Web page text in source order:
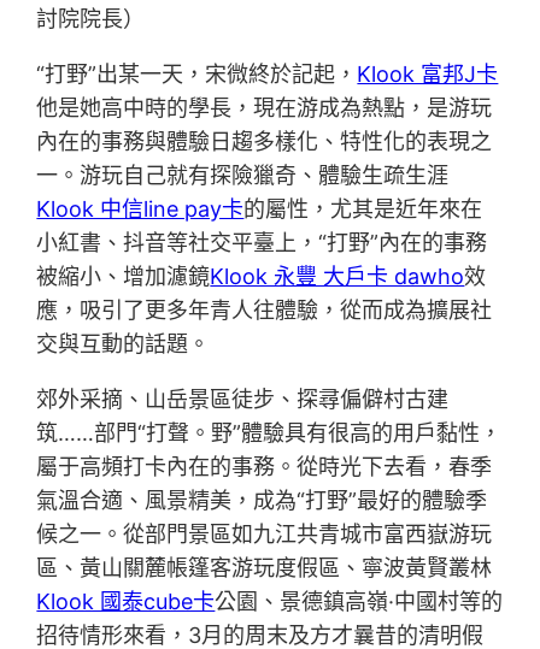
討院院長）
“打野”出某一天，宋微終於記起， Klook 富邦J卡
他是她高中時的學長，現在游成為熱點，是游玩
內在的事務與體驗日趨多樣化、特性化的表現之
一。游玩自己就有探險獵奇、體驗生疏生涯
Klook 中信line pay卡的屬性，尤其是近年來在
小紅書、抖音等社交平臺上，“打野”內在的事務
被縮小、增加濾鏡Klook 永豐 大戶卡 dawho效
應，吸引了更多年青人往體驗，從而成為擴展社
交與互動的話題。
郊外采摘、山岳景區徒步、探尋偏僻村古建
筑……部門“打聲。野”體驗具有很高的用戶黏性，
屬于高頻打卡內在的事務。從時光下去看，春季
氣溫合適、風景精美，成為“打野”最好的體驗季
候之一。從部門景區如九江共青城市富西嶽游玩
區、黃山關麓帳篷客游玩度假區、寧波黃賢叢林
Klook 國泰cube卡公園、景德鎮高嶺·中國村等的
招待情形來看，3月的周末及方才曩昔的清明假